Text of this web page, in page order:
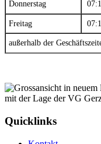
Donnerstag
Freitag
außerhalb der
Quicklinks